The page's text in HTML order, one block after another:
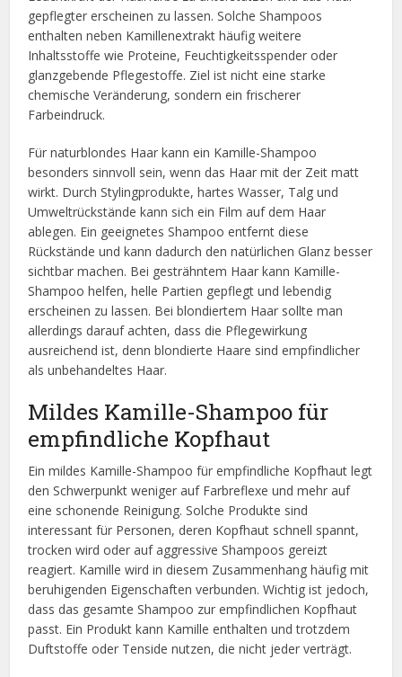
gepflegter erscheinen zu lassen. Solche Shampoos
enthalten neben Kamillenextrakt häufig weitere
Inhaltsstoffe wie Proteine, Feuchtigkeitsspender oder
glanzgebende Pflegestoffe. Ziel ist nicht eine starke
chemische Veränderung, sondern ein frischerer
Farbeindruck.
Für naturblondes Haar kann ein Kamille-Shampoo
besonders sinnvoll sein, wenn das Haar mit der Zeit matt
wirkt. Durch Stylingprodukte, hartes Wasser, Talg und
Umweltrückstände kann sich ein Film auf dem Haar
ablegen. Ein geeignetes Shampoo entfernt diese
Rückstände und kann dadurch den natürlichen Glanz besser
sichtbar machen. Bei gesträhntem Haar kann Kamille-
Shampoo helfen, helle Partien gepflegt und lebendig
erscheinen zu lassen. Bei blondiertem Haar sollte man
allerdings darauf achten, dass die Pflegewirkung
ausreichend ist, denn blondierte Haare sind empfindlicher
als unbehandeltes Haar.
Mildes Kamille-Shampoo für
empfindliche Kopfhaut
Ein mildes Kamille-Shampoo für empfindliche Kopfhaut legt
den Schwerpunkt weniger auf Farbreflexe und mehr auf
eine schonende Reinigung. Solche Produkte sind
interessant für Personen, deren Kopfhaut schnell spannt,
trocken wird oder auf aggressive Shampoos gereizt
reagiert. Kamille wird in diesem Zusammenhang häufig mit
beruhigenden Eigenschaften verbunden. Wichtig ist jedoch,
dass das gesamte Shampoo zur empfindlichen Kopfhaut
passt. Ein Produkt kann Kamille enthalten und trotzdem
Duftstoffe oder Tenside nutzen, die nicht jeder verträgt.